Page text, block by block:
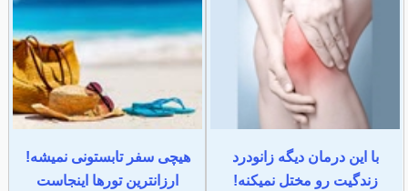
با این درمان دیگه زانودرد
زندگیت رو مختل نمیکنه!
هیچی سفر تابستونی نمیشه!
ارزانترین تورها اینجاست